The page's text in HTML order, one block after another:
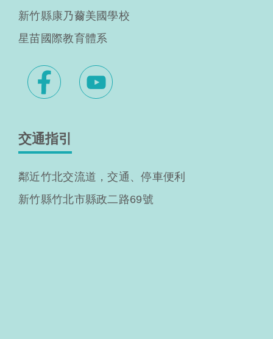
新竹縣康乃薾美國學校
星苗國際教育體系
交通指引
鄰近竹北交流道，交通、停車便利
新竹縣竹北市縣政二路69號